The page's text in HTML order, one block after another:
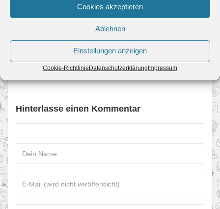
Cookies akzeptieren
Ablehnen
Einstellungen anzeigen
Cookie-RichtlinieDatenschutzerklärungImpressum
← Update der Woche
78. Mario Kart Wii Wettbewerb →
Bisher keine Kommentare.
Hinterlasse einen Kommentar